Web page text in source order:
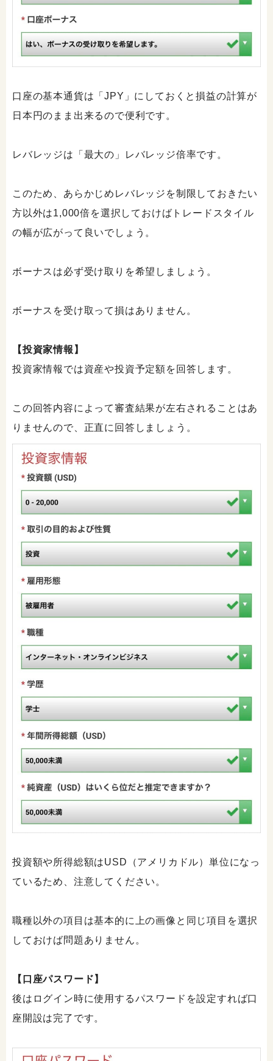
口座の基本通貨は「JPY」にしておくと損益の計算が
日本円のまま出来るので便利です。
レバレッジは「最大の」レバレッジ倍率です。
このため、あらかじめレバレッジを制限しておきたい
方以外は1,000倍を選択しておけばトレードスタイル
の幅が広がって良いでしょう。
ボーナスは必ず受け取りを希望しましょう。
ボーナスを受け取って損はありません。
【投資家情報】
投資家情報では資産や投資予定額を回答します。
この回答内容によって審査結果が左右されることはあ
りませんので、正直に回答しましょう。
投資額や所得総額はUSD（アメリカドル）単位になっ
ているため、注意してください。
職種以外の項目は基本的に上の画像と同じ項目を選択
しておけば問題ありません。
【口座パスワード】
後はログイン時に使用するパスワードを設定すれば口
座開設は完了です。